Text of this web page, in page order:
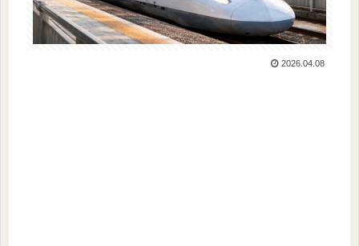
2026.04.08